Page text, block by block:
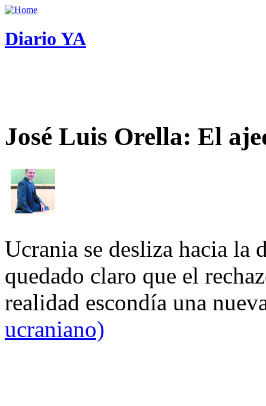
Diario YA
José Luis Orella: El
Ucrania se desliza hacia
quedado claro que el
realidad escondía una
ucraniano)